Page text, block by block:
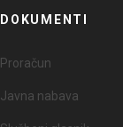
DOKUMENTI
Proračun
Javna nabava